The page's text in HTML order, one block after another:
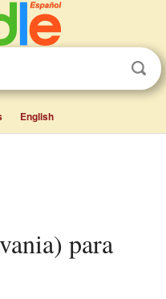
English